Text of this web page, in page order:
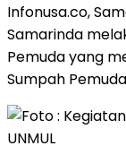
Infonusa.co,
Samarinda
Pemuda yang
Sumpah